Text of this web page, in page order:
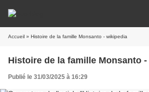
Accueil » Histoire de la famille Monsanto - wikipedia
Histoire de la famille Monsanto
Publié le 31/03/2025 à 16:29